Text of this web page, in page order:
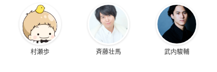
村瀬歩 斉藤壮馬 武内駿輔